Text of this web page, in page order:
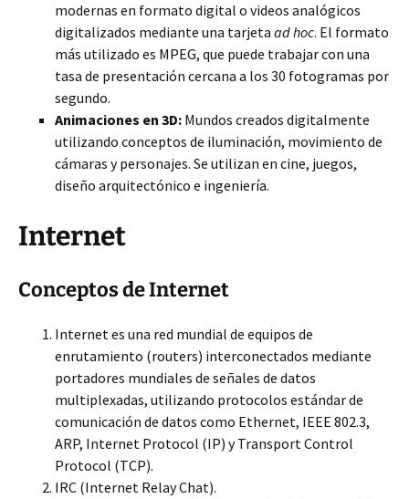
modernas en formato digital o videos analógicos
digitalizados mediante una tarjeta ad hoc. El formato
más utilizado es MPEG, que puede trabajar con una
tasa de presentación cercana a los 30 fotogramas por
segundo.
Animaciones en 3D: Mundos creados digitalmente
utilizando conceptos de iluminación, movimiento de
cámaras y personajes. Se utilizan en cine, juegos,
diseño arquitectónico e ingeniería.
Internet
Conceptos de Internet
Internet es una red mundial de equipos de
enrutamiento (routers) interconectados mediante
portadores mundiales de señales de datos
multiplexadas, utilizando protocolos estándar de
comunicación de datos como Ethernet, IEEE 802.3,
ARP, Internet Protocol (IP) y Transport Control
Protocol (TCP).
IRC (Internet Relay Chat).